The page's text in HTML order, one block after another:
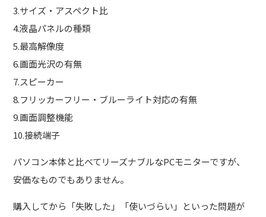
3.サイズ・アスペクト比
4.液晶パネルの種類
5.最高解像度
6.画面光沢の有無
7.スピーカー
8.フリッカーフリー・ブルーライト対応の有無
9.画面調整機能
10.接続端子
パソコン本体と比べてリーズナブルなPCモニターですが、
安価なものでもありません。
購入してから「失敗した」「使いづらい」といった問題が